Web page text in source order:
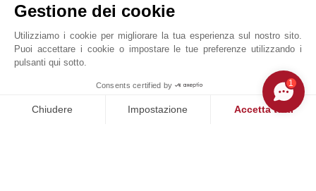
John Taylor nel mondo
Gestione dei cookie
Utilizziamo i cookie per migliorare la tua esperienza sul nostro sito.
Puoi accettare i cookie o impostare le tue preferenze utilizzando i
pulsanti qui sotto.
Consents certified by
Chiudere Impostazione Accetta tutti
1